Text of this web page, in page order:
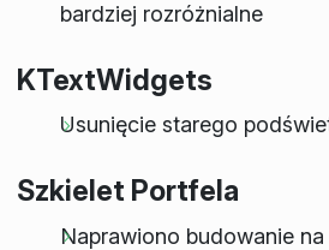
bardziej rozróżnialne
KTextWidgets
Usunięcie starego
Szkielet Portfela
Naprawiono budowanie